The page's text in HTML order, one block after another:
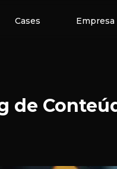
Cases Empresa
de